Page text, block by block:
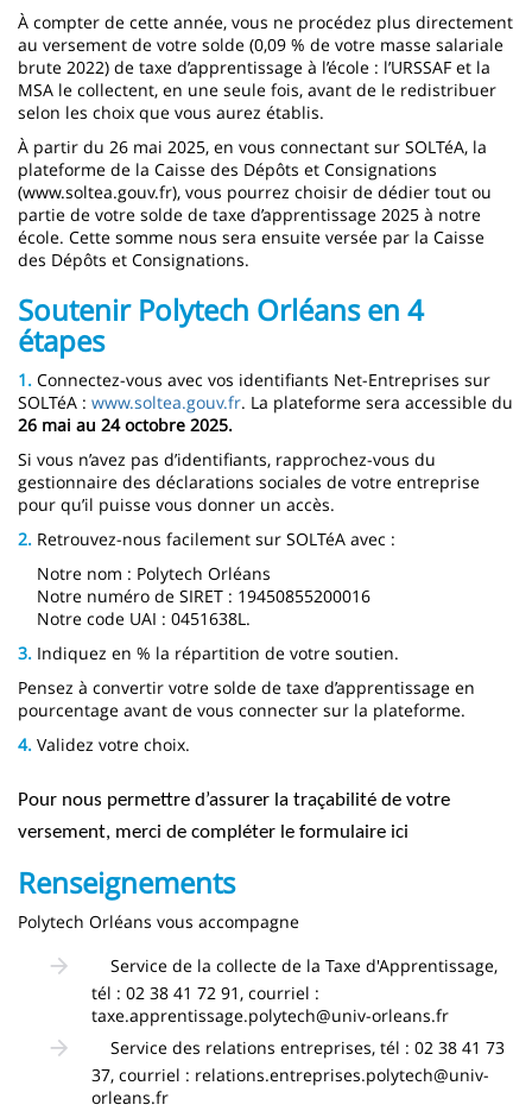
À compter de cette année, vous ne procédez plus directement
au versement de votre solde (0,09 % de votre masse salariale
brute 2022) de taxe d’apprentissage à l’école : l’URSSAF et la
MSA le collectent, en une seule fois, avant de le redistribuer
selon les choix que vous aurez établis.
À partir du 26 mai 2025, en vous connectant sur SOLTéA, la
plateforme de la Caisse des Dépôts et Consignations
(www.soltea.gouv.fr), vous pourrez choisir de dédier tout ou
partie de votre solde de taxe d’apprentissage 2025 à notre
école. Cette somme nous sera ensuite versée par la Caisse
des Dépôts et Consignations.
Soutenir Polytech Orléans en 4
étapes
1. Connectez-vous avec vos identifiants Net-Entreprises sur
SOLTéA : www.soltea.gouv.fr. La plateforme sera accessible du
26 mai au 24 octobre 2025.
Si vous n’avez pas d’identifiants, rapprochez-vous du
gestionnaire des déclarations sociales de votre entreprise
pour qu’il puisse vous donner un accès.
2. Retrouvez-nous facilement sur SOLTéA avec :
Notre nom : Polytech Orléans
Notre numéro de SIRET : 19450855200016
Notre code UAI : 0451638L.
3. Indiquez en % la répartition de votre soutien.
Pensez à convertir votre solde de taxe d’apprentissage en
pourcentage avant de vous connecter sur la plateforme.
4. Validez votre choix.
Pour nous permettre d’assurer la traçabilité de votre
versement, merci de compléter le formulaire ici
Renseignements
Polytech Orléans vous accompagne
Service de la collecte de la Taxe d'Apprentissage,
tél : 02 38 41 72 91, courriel :
taxe.apprentissage.polytech@univ-orleans.fr
Service des relations entreprises, tél : 02 38 41 73
37, courriel : relations.entreprises.polytech@univ-
orleans.fr